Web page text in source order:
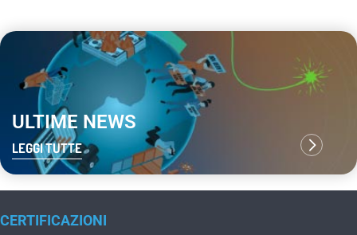
ULTIME NEWS
LEGGI TUTTE
CERTIFICAZIONI